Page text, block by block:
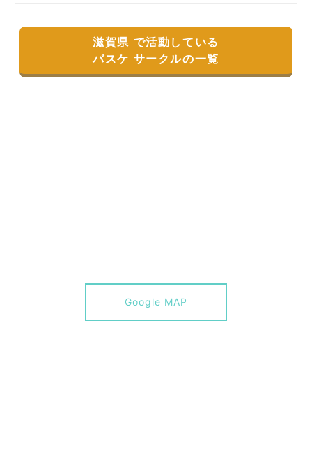
滋賀県 で活動している
バスケ サークルの一覧
Google MAP